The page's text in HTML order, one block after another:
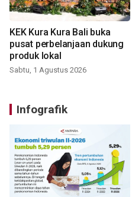
KEK Kura Kura Bali buka
pusat perbelanjaan dukung
produk lokal
Sabtu, 1 Agustus 2026
Infografik